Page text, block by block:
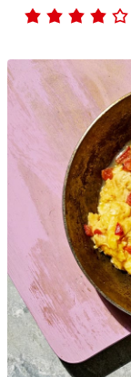
Betyg 3.8 av 5.
4 personer har